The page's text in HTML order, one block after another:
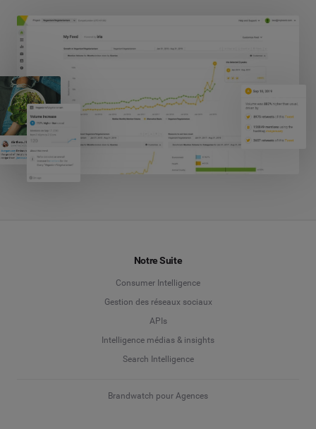
Notre Suite
Consumer Intelligence
Gestion des réseaux sociaux
APIs
Intelligence médias & insights
Search Intelligence
Brandwatch pour Agences